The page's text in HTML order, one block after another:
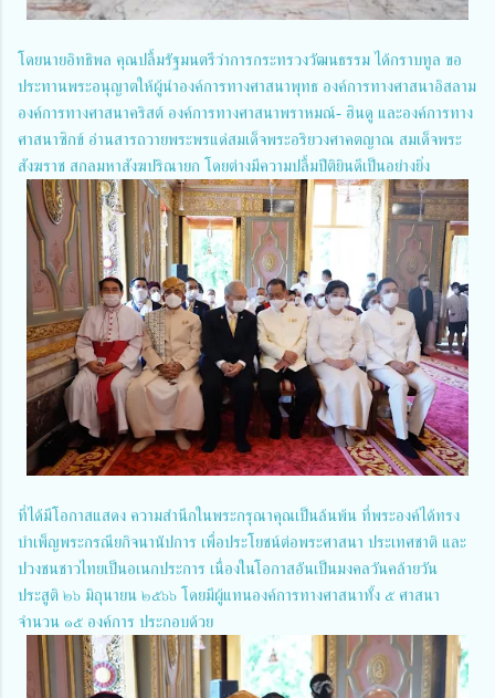
โดยนายอิทธิพล คุณปลื้มรัฐมนตรีว่าการกระทรวงวัฒนธรรม ได้กราบทูล ขอ
ประทานพระอนุญาตให้ผู้นำองค์การทางศาสนาพุทธ องค์การทางศาสนาอิสลาม
องค์การทางศาสนาคริสต์ องค์การทางศาสนาพราหมณ์- ฮินดู และองค์การทาง
ศาสนาซิกข์ อ่านสารถวายพระพรแด่สมเด็จพระอริยวงศาคตญาณ สมเด็จพระ
สังฆราช สกลมหาสังฆปริณายก โดยต่างมีความปลื้มปีติยินดีเป็นอย่างยิ่ง
ที่ได้มีโอกาสแสดง ความสำนึกในพระกรุณาคุณเป็นล้นพ้น ที่พระองค์ได้ทรง
บำเพ็ญพระกรณียกิจนานัปการ เพื่อประโยชน์ต่อพระศาสนา ประเทศชาติ และ
ปวงชนชาวไทยเป็นอเนกประการ เนื่องในโอกาสอันเป็นมงคลวันคล้ายวัน
ประสูติ ๒๖ มิถุนายน ๒๕๖๖ โดยมีผู้แทนองค์การทางศาสนาทั้ง ๕ ศาสนา
จำนวน ๑๕ องค์การ ประกอบด้วย